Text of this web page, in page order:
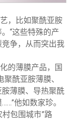
，比如聚酰亚胺
“这些特殊的产
争，从而突出我
的薄膜产品，国
酰亚胺薄膜、
薄膜、导热聚酰
他如数家珍。
包围城市”路